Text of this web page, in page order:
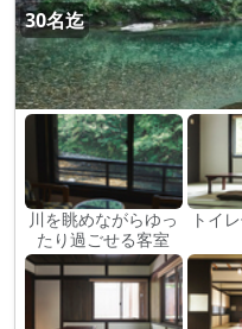
30名迄
川を眺めながらゆっ
たり過ごせる客室
トイ